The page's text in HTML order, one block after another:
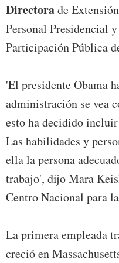
Directorade
Personal Presidencial
Participación Pública
'El presidente Obama
administración se vea
esto ha decidido
Las habilidades y
ella la persona
trabajo', dijo Mara
Centro Nacional para
La primera empleada
creció en